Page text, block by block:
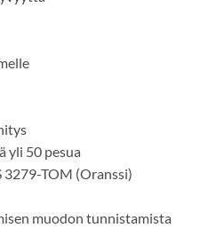
yli 50 pesua
TOM (Oranssi)
muodon tunnistamista